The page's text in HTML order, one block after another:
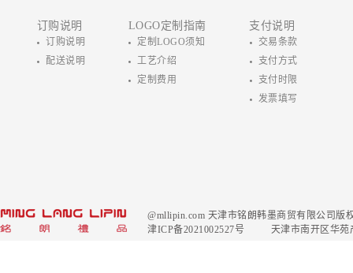
订购说明
订购说明
配送说明
LOGO定制指南
定制LOGO须知
工艺介绍
定制费用
支付说明
交易条款
支付方式
支付时限
发票填写
@mllipin.com 天津市铭朗韩墨商贸有限公司版
津ICP备2021002527号
天津市南开区华苑